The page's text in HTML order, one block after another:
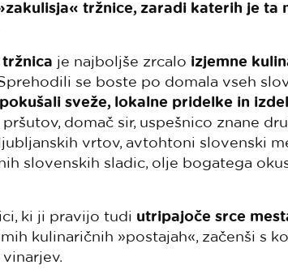
tržnice, zaradi katerih je
je najboljše zrcalo izjemne
se boste po domala vseh
sveže, lokalne pridelke in
domač sir, uspešnico znane
vrtov, avtohtoni slovenski
slovenskih sladic, olje bogatega
ki ji pravijo tudi utripajoče srce
kulinaričnih »postajah«, začenši s